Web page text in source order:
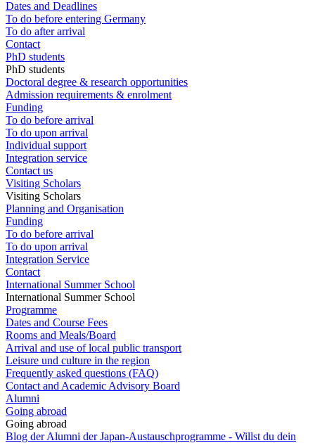
Dates and Deadlines
To do before entering Germany
To do after arrival
Contact
PhD students
PhD students
Doctoral degree & research opportunities
Admission requirements & enrolment
Funding
To do before arrival
To do upon arrival
Individual support
Integration service
Contact us
Visiting Scholars
Visiting Scholars
Planning and Organisation
Funding
To do before arrival
To do upon arrival
Integration Service
Contact
International Summer School
International Summer School
Programme
Dates and Course Fees
Rooms and Meals/Board
Arrival and use of local public transport
Leisure und culture in the region
Frequently asked questions (FAQ)
Contact and Academic Advisory Board
Alumni
Going abroad
Going abroad
Blog der Alumni der Japan-Austauschprogramme - Willst du dein